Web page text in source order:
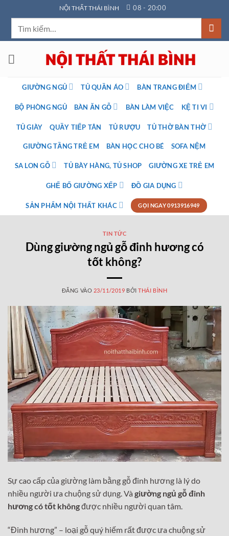
qua
dung
NỘI THẤT THÁI BÌNH 08 - 20:00
GIƯỜNG NGỦ TỦ QUẦN ÁO BÀN TRANG ĐIỂM
BỘ PHÒNG NGỦ BÀN ĂN GỖ BÀN LÀM VIỆC KỆ TI VI
TỦ GIÀY QUẦY TIẾP TÂN TỦ RƯỢU TỦ THỜ BÀN THỜ
GIƯỜNG TẦNG TRẺ EM BÀN HỌC CHO BÉ SOFA NỆM
SA LON GỖ TỦ BÀY HÀNG, TỦ SHOP GIƯỜNG XE TRẺ EM
GHẾ BỐ GIƯỜNG XẾP ĐỒ GIA DỤNG
SẢN PHẨM NỘI THẤT KHÁC GỌI NGAY 0913916949
TIN TỨC
Dùng giường ngủ gỗ đinh hương có
tốt không?
ĐĂNG VÀO 23/11/2019 BỞITHÁI BÌNH
Sự cao cấp của giường làm bằng gỗ đinh hương là lý do
nhiều người ưa chuộng sử dụng. Và giường ngủ gỗ đinh
hương có tốt khôngđược nhiều người quan tâm.
“Đinh hương” – loại gỗ quý hiếm rất được ưa chuộng sử